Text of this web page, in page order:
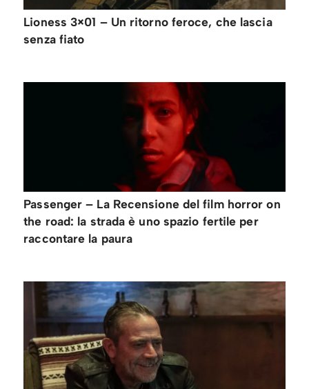
Lioness 3×01 – Un ritorno feroce, che lascia
senza fiato
Passenger – La Recensione del film horror on
the road: la strada è uno spazio fertile per
raccontare la paura